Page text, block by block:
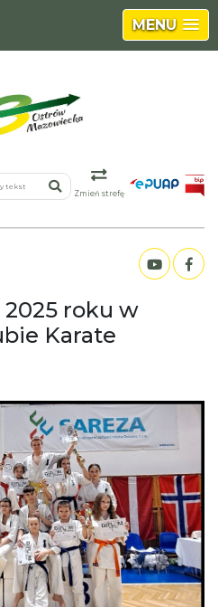
MENU
tekst
Zmień strefę
roku w
Karate